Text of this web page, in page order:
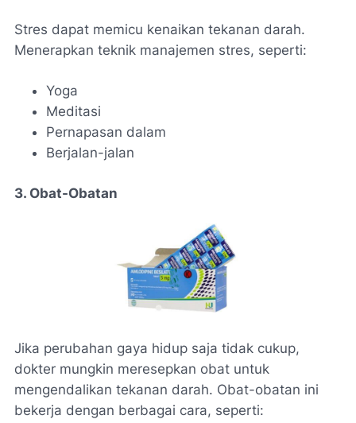
Stres dapat memicu kenaikan tekanan darah.
Menerapkan teknik manajemen stres, seperti:
Yoga
Meditasi
Pernapasan dalam
Berjalan-jalan
3. Obat-Obatan
Jika perubahan gaya hidup saja tidak cukup,
dokter mungkin meresepkan obat untuk
mengendalikan tekanan darah. Obat-obatan ini
bekerja dengan berbagai cara, seperti: